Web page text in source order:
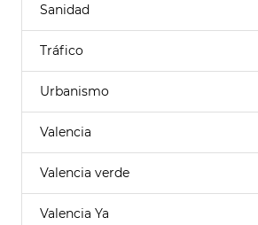
Sanidad
Tráfico
Urbanismo
Valencia
Valencia verde
Valencia Ya